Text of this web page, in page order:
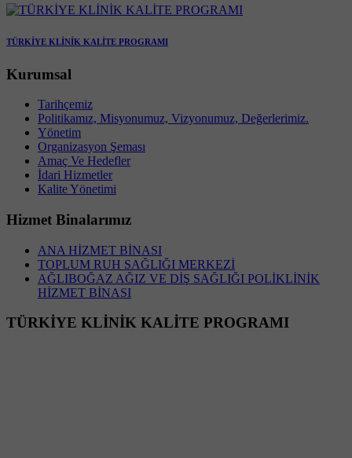
TÜRKİYE KLİNİK KALİTE PROGRAMI
Kurumsal
Tarihçemiz
Politikamız, Misyonumuz, Vizyonumuz, Değerlerimiz.
Yönetim
Organizasyon Şeması
Amaç Ve Hedefler
İdari Hizmetler
Kalite Yönetimi
Hizmet Binalarımız
ANA HİZMET BİNASI
TOPLUM RUH SAĞLIĞI MERKEZİ
AĞLIBOĞAZ AĞIZ VE DİŞ SAĞLIĞI POLİKLİNİK
HİZMET BİNASI
TÜRKİYE KLİNİK KALİTE PROGRAMI